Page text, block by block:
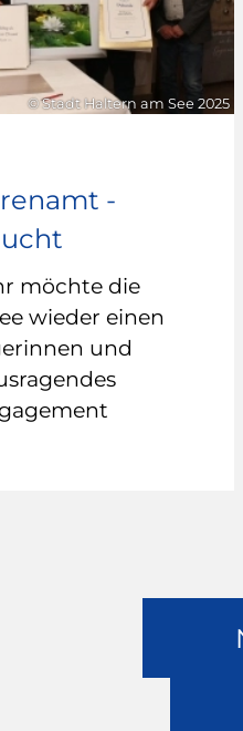
© Stadt Haltern am See 2025
-
möchte die
wieder einen
und